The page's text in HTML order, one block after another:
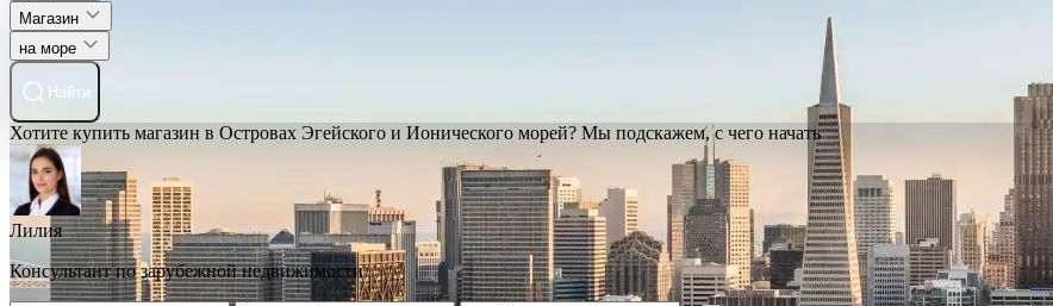
Магазин
на море
Найти
Хотите купить магазин в Островах Эгейского и Ионического морей? Мы подскажем, с чего начать
Лилия
Консультант по зарубежной недвижимости